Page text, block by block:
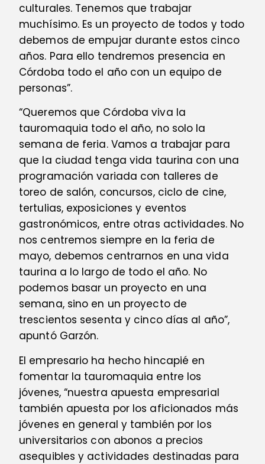
culturales. Tenemos que trabajar
muchísimo. Es un proyecto de todos y todo
debemos de empujar durante estos cinco
años. Para ello tendremos presencia en
Córdoba todo el año con un equipo de
personas”.
“Queremos que Córdoba viva la
tauromaquia todo el año, no solo la
semana de feria. Vamos a trabajar para
que la ciudad tenga vida taurina con una
programación variada con talleres de
toreo de salón, concursos, ciclo de cine,
tertulias, exposiciones y eventos
gastronómicos, entre otras actividades. No
nos centremos siempre en la feria de
mayo, debemos centrarnos en una vida
taurina a lo largo de todo el año. No
podemos basar un proyecto en una
semana, sino en un proyecto de
trescientos sesenta y cinco días al año”,
apuntó Garzón.
El empresario ha hecho hincapié en
fomentar la tauromaquia entre los
jóvenes, “nuestra apuesta empresarial
también apuesta por los aficionados más
jóvenes en general y también por los
universitarios con abonos a precios
asequibles y actividades destinadas para